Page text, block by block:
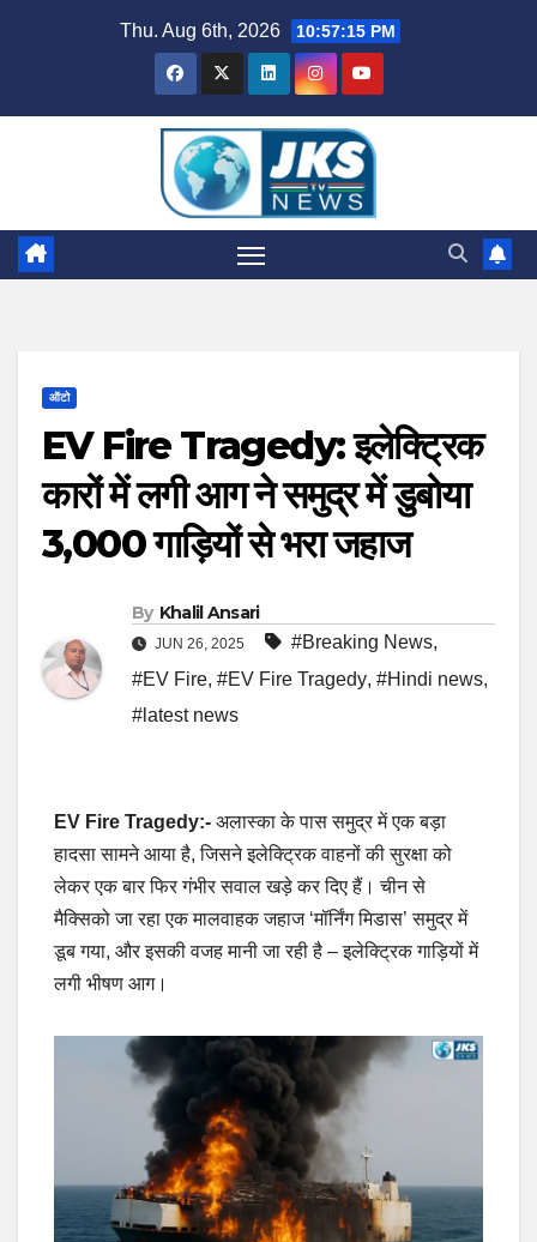
Thu. Aug 6th, 2026 10:57:16 PM
ऑटो
EV Fire Tragedy: इलेक्ट्रिक
कारों में लगी आग ने समुद्र में डुबोया
3,000 गाड़ियों से भरा जहाज
By Khalil Ansari
JUN 26, 2025 #Breaking News,
#EV Fire, #EV Fire Tragedy, #Hindi news,
#latest news
EV Fire Tragedy:- अलास्का के पास समुद्र में एक बड़ा
हादसा सामने आया है, जिसने इलेक्ट्रिक वाहनों की सुरक्षा को
लेकर एक बार फिर गंभीर सवाल खड़े कर दिए हैं। चीन से
मैक्सिको जा रहा एक मालवाहक जहाज ‘मॉर्निंग मिडास’ समुद्र में
डूब गया, और इसकी वजह मानी जा रही है – इलेक्ट्रिक गाड़ियों में
लगी भीषण आग।